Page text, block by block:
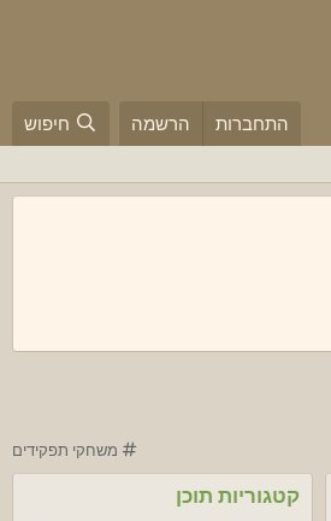
התחברות הרשמה חיפוש
ק
ט
משחקי תפקידים
קטגוריות תוכן